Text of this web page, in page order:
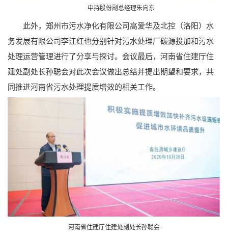
中持股份副总经理朱向东
此外，郑州市污水净化有限公司高爱华及北控（洛阳）水
务发展有限公司李江红也分别针对污水处理厂碳源投加和污水
处理运营管理进行了分享与探讨。会议最后，河南省住建厅住
建处副处长孙聪会对此次会议做出总结并提出期望和要求，共
同推进河南省污水处理提质增效的相关工作。
河南省住建厅住建处副处长孙聪会